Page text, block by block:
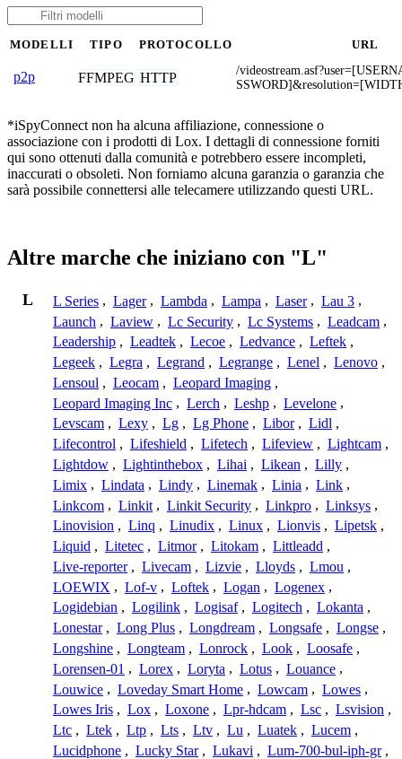
MODELLI TIPO PROTOCOLLO URL
p2p FFMPEG HTTP
/
*iSpyConnect non ha alcuna affiliazione, connessione o
associazione con i prodotti di Lox. I dettagli di connessione forniti
qui sono ottenuti dalla comunità e potrebbero essere incompleti,
inaccurati o obsoleti. Non forniamo alcuna garanzia o garanzia che
sarà possibile connettersi alle telecamere utilizzando questi URL.
Altre marche che iniziano con "L"
L L Series , Lager , Lambda , Lampa , Laser , Lau 3 ,
Launch , Laview , Lc Security , Lc Systems , Leadcam ,
Leadership , Leadtek , Lecoe , Ledvance , Leftek ,
Legeek , Legra , Legrand , Legrange , Lenel , Lenovo ,
Lensoul , Leocam , Leopard Imaging ,
Leopard Imaging Inc , Lerch , Leshp , Levelone ,
Levscam , Lexy , Lg , Lg Phone , Libor , Lidl ,
Lifecontrol , Lifeshield , Lifetech , Lifeview , Lightcam ,
Lightdow , Lightinthebox , Lihai , Likean , Lilly ,
Limix , Lindata , Lindy , Linemak , Linia , Link ,
Linkcom , Linkit , Linkit Security , Linkpro , Linksys ,
Linovision , Linq , Linudix , Linux , Lionvis , Lipetsk ,
Liquid , Litetec , Litmor , Litokam , Littleadd ,
Live-reporter , Livecam , Lizvie , Lloyds , Lmou ,
LOEWIX , Lof-v , Loftek , Logan , Logenex ,
Logidebian , Logilink , Logisaf , Logitech , Lokanta ,
Lonestar , Long Plus , Longdream , Longsafe , Longse ,
Longshine , Longteam , Lonrock , Look , Loosafe ,
Lorensen-01 , Lorex , Loryta , Lotus , Louance ,
Louwice , Loveday Smart Home , Lowcam , Lowes ,
Lowes Iris , Lox , Loxone , Lpr-hdcam , Lsc , Lsvision ,
Ltc , Ltek , Ltp , Lts , Ltv , Lu , Luatek , Lucem ,
Lucidphone , Lucky Star , Lukavi , Lum-700-bul-iph-gr ,